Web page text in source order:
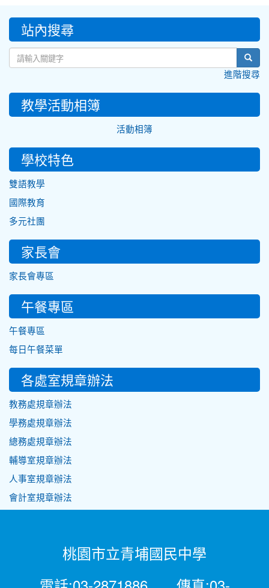
::: 站內搜尋
進階搜尋
教學活動相簿
活動相簿
學校特色
雙語教學
國際教育
多元社團
家長會
家長會專區
午餐專區
午餐專區
每日午餐菜單
各處室規章辦法
教務處規章辦法
學務處規章辦法
總務處規章辦法
輔導室規章辦法
人事室規章辦法
會計室規章辦法
桃園市立青埔國民中學